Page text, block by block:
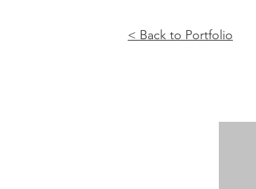
< Back to Portfolio